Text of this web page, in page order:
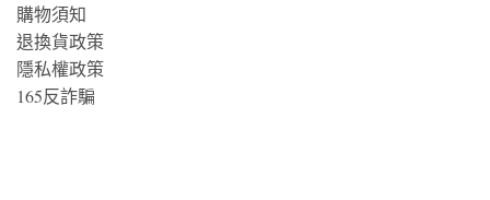
購物須知
退換貨政策
隱私權政策
165反詐騙